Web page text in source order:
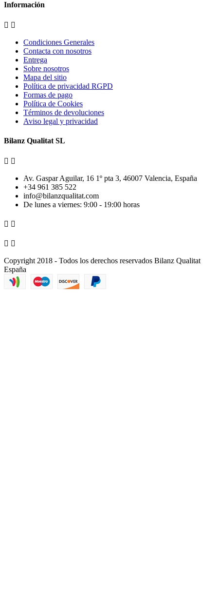
Información
 
Condiciones Generales
Contacta con nosotros
Entrega
Sobre nosotros
Mapa del sitio
Política de privacidad RGPD
Formas de pago
Política de Cookies
Términos de devoluciones
Aviso legal y privacidad
Bilanz Qualitat SL
 
Av. Gaspar Aguilar, 16 1º pta 3, 46007 Valencia, España
+34 961 385 522
info@bilanzqualitat.com
De lunes a viernes: 9:00 - 19:00 horas
 
 
Copyright 2018 - Todos los derechos reservados Bilanz Qualitat
España